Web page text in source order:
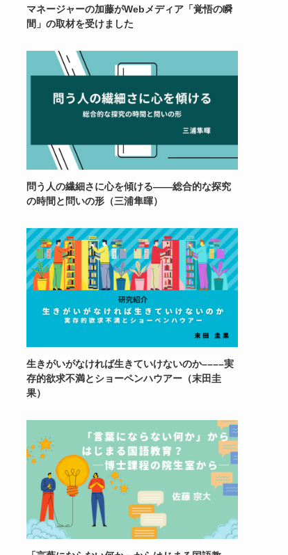
マネージャーの加藤がWebメディア「覚悟の瞬
間」の取材を受けました
問う人の繊細さに心を傾ける——総合的な探究
の時間と問いの形（三浦隼暉）
生きがいがなければ生きていけないのか––––実
存的欲求不満とショーペンハウアー（末田圭
果）